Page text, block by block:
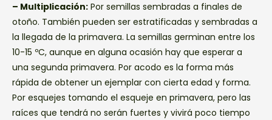
– Multiplicación: Por semillas sembradas a finales de
otoño. También pueden ser estratificadas y sembradas a
la llegada de la primavera. La semillas germinan entre los
10-15 ºC, aunque en alguna ocasión hay que esperar a
una segunda primavera. Por acodo es la forma más
rápida de obtener un ejemplar con cierta edad y forma.
Por esquejes tomando el esqueje en primavera, pero las
raíces que tendrá no serán fuertes y vivirá poco tiempo